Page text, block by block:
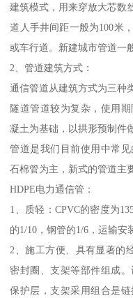
建筑模式，用来穿放大芯数
道人手井间距一般为100米
或车行道。新建城市管道一
2、管道建筑方式：
通信管道从建筑方式为三种
隧道管道较为复杂，使用
凝土为基础，以拱形预制件
管道是我们目前使用中常
石棉管为主，新式的管道主
HDPE电力通信管：
1、质轻：CPVC的密度为
的1/10，钢管的1/6，运输安
2、施工方便、具有显著的
密封圈、支架等部件组成
保护层，支架采用组合是